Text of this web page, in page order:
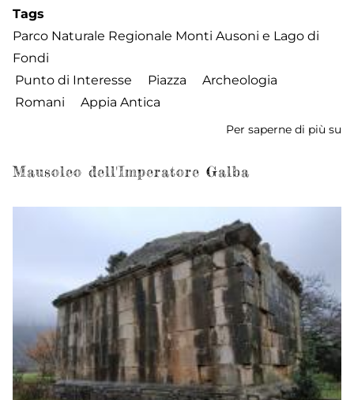
Tags
Parco Naturale Regionale Monti Ausoni e Lago di
Fondi
Punto di Interesse
Piazza
Archeologia
Romani
Appia Antica
Per saperne di più su
Mausoleo dell'Imperatore Galba